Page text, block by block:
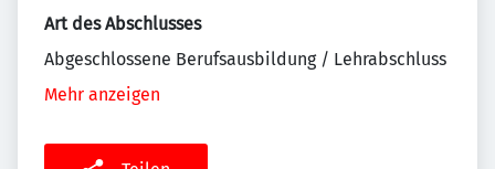
Art des Abschlusses
Abgeschlossene Berufsausbildung / Lehrabschluss
Mehr anzeigen